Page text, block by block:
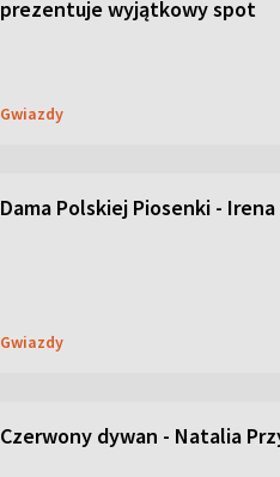
prezentuje wyjątkowy spot
Gwiazdy
Dama Polskiej Piosenki -
Gwiazdy
Czerwony dywan - Natalia